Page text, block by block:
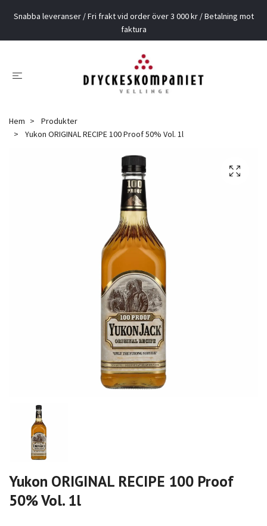
Snabba leveranser / Fri frakt vid order över 3 000 kr / Betalning mot
faktura
Hem
Produkter
Yukon ORIGINAL RECIPE 100 Proof 50% Vol. 1l
Yukon ORIGINAL RECIPE 100 Proof
50% Vol. 1l